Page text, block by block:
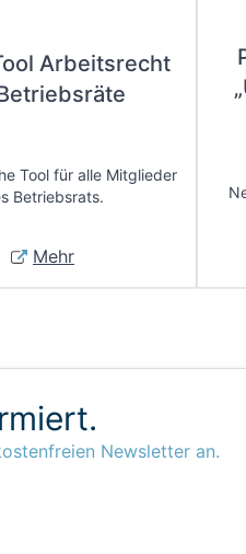
Arbeitsrecht
Tool für alle Mitglieder
Betriebsrats.
Mehr
Newsletter an.